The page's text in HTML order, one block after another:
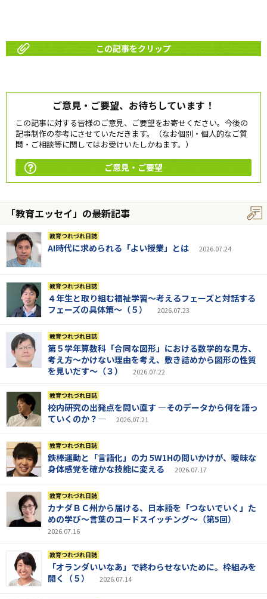
この記事をクリップ
ご意見・ご要望、お待ちしています！
この記事に対する皆様のご意見、ご要望をお寄せください。今後の
記事制作の参考にさせていただきます。（なお個別・個人的なご質
問・ご相談等に関してはお受けいたしかねます。）
ご意見・ご要望
「教育エッセイ」の最新記事
教育つれづれ日誌
AI時代に求められる「よい授業」とは 2026.07.24
教育つれづれ日誌
４年生と取り組む福祉学習～考えるフェーズと対話する
フェーズの具体策～（５）
2026.07.23
教育つれづれ日誌
第５学年算数科「合同な図形」における数学的な見方、
考え方～かけない理由を考え、敷き詰めから図形の性質
を見いだす～（３）
2026.07.22
教育つれづれ日誌
校内研究の出発点を問い直す ―そのデータから何を語っ
ていくのか？―
2026.07.21
教育つれづれ日誌
鉄棒運動と「言語化」の力 5W1Hの問いかけが、曖昧な
身体感覚を確かな技能に変える
2026.07.17
教育つれづれ日誌
カナダＢＣ州から届ける、日本語を「つないでいく」た
めの学び～言葉のコードスイッチング～（第5回）
2026.07.16
教育つれづれ日誌
「オランダいいなあ」で終わらせないために。枠組みを
開く（５）
2026.07.14